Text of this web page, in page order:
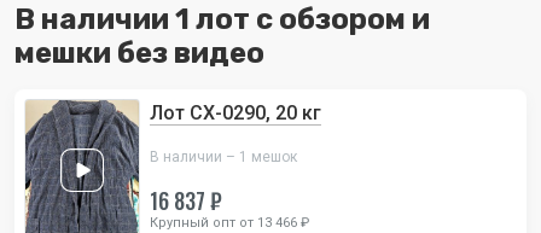
В наличии 1 лот с обзором и
мешки без видео
Лот СХ-0290, 20 кг
В наличии – 1 мешок
16 837 ₽
Крупный опт от 13 466 ₽